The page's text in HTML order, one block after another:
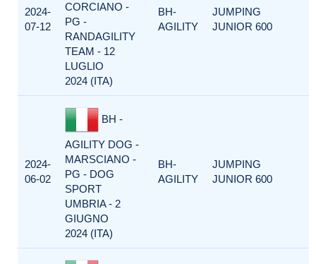
2024-
07-12
CORCIANO -
PG -
RANDAGILITY
TEAM - 12
LUGLIO
2024 (ITA)
BH-
AGILITY
JUMPING
JUNIOR 600
2024-
06-02
BH -
AGILITY DOG -
MARSCIANO -
PG - DOG
SPORT
UMBRIA - 2
GIUGNO
2024 (ITA)
BH-
AGILITY
JUMPING
JUNIOR 600